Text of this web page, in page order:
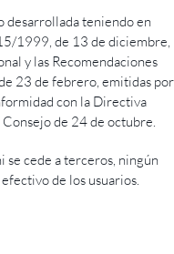
desarrollada teniendo en
1999, de 13 de diciembre,
y las Recomendaciones
23 de febrero, emitidas por
con la Directiva
de 24 de octubre.
se cede a terceros, ningún
de los usuarios.